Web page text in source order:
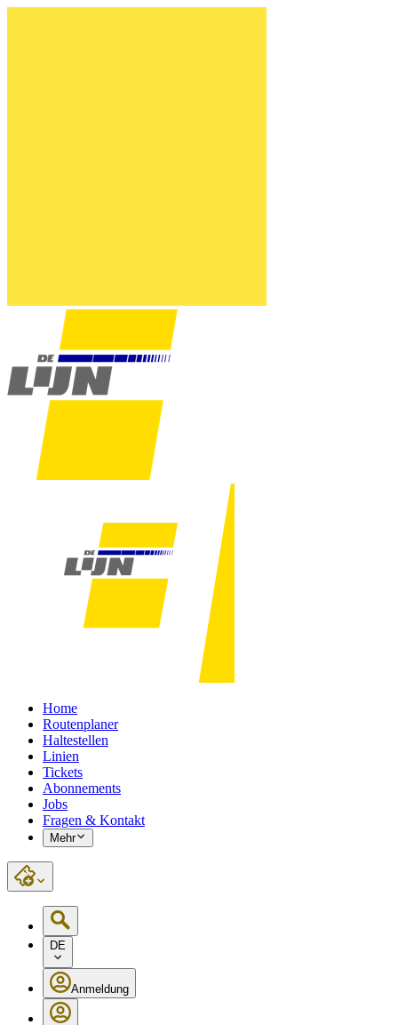
Home
Routenplaner
Haltestellen
Linien
Tickets
Abonnements
Jobs
Fragen & Kontakt
Mehr
DE
Anmeldung